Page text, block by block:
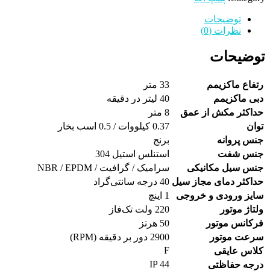
توضیحات
نظرات (0)
توضیحات
رتفاع ماکزیمم
33 متر
دبی ماکزیمم
40 لیتر در دقیقه
حداکثر مکش از عمق
8 متر
توان
0.37 کیلووات / 0.5 اسب بخار
جنس پروانه
برنج
جنس شفت
استنلس استیل 304
جنس سیل مکانیکی
سرامیک / گرافیت / NBR / EPDM
حداکثر دمای مجاز سیل 40 درجه سانتی‌گراد
سایز ورودی و خروجی
1 اینچ
ولتاژ موتور
220 ولت تک‌فاز
فرکانس موتور
50 هرتز
سرعت موتور
2900 دور بر دقیقه (RPM)
کلاس عایقی
F
درجه حفاظتی
IP 44